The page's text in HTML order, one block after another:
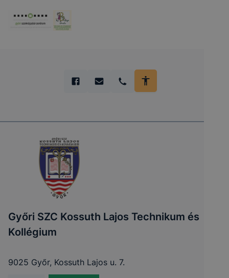
Győri SZC Kossuth Lajos Technikum és
Kollégium
9025 Győr, Kossuth Lajos u. 7.